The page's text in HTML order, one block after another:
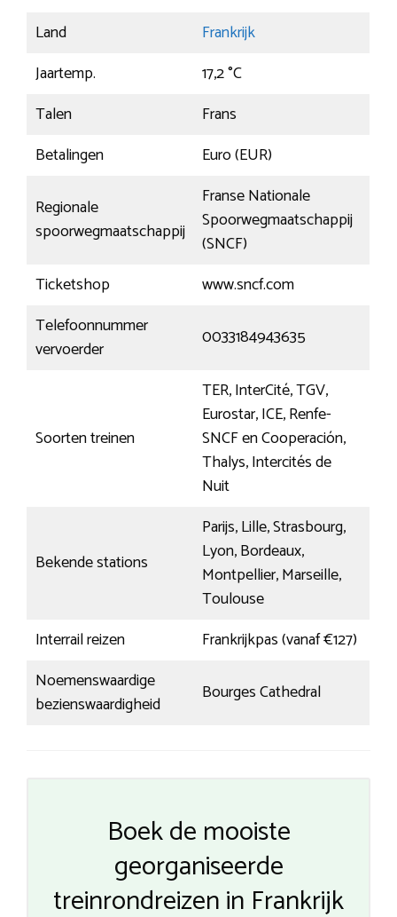
Land
Frankrijk
Jaartemp.
17,2 °C
Talen
Frans
Betalingen
Euro (EUR)
Regionale
spoorwegmaatschappij
Franse Nationale
Spoorwegmaatschappij
(SNCF)
Ticketshop
www.sncf.com
Telefoonnummer
vervoerder
0033184943635
Soorten treinen
TER, InterCité, TGV,
Eurostar, ICE, Renfe-
SNCF en Cooperación,
Thalys, Intercités de
Nuit
Bekende stations
Parijs, Lille, Strasbourg,
Lyon, Bordeaux,
Montpellier, Marseille,
Toulouse
Interrail reizen
Frankrijkpas (vanaf €127)
Noemenswaardige
bezienswaardigheid
Bourges Cathedral
Boek de mooiste
georganiseerde
treinrondreizen in Frankrijk